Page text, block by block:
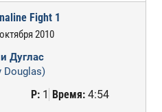
Fight 1
2010
Дуглас
Douglas)
Р:1 Время:4:54